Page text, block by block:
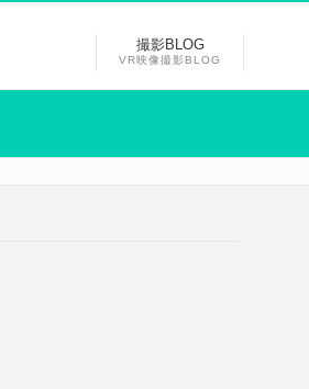
撮影BLOG
VR映像撮影BLOG